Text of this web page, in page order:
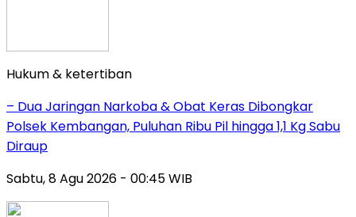
Hukum & ketertiban
– Dua Jaringan Narkoba & Obat Keras Dibongkar
Polsek Kembangan, Puluhan Ribu Pil hingga 1,1 Kg Sabu
Diraup
Sabtu, 8 Agu 2026 - 00:45 WIB